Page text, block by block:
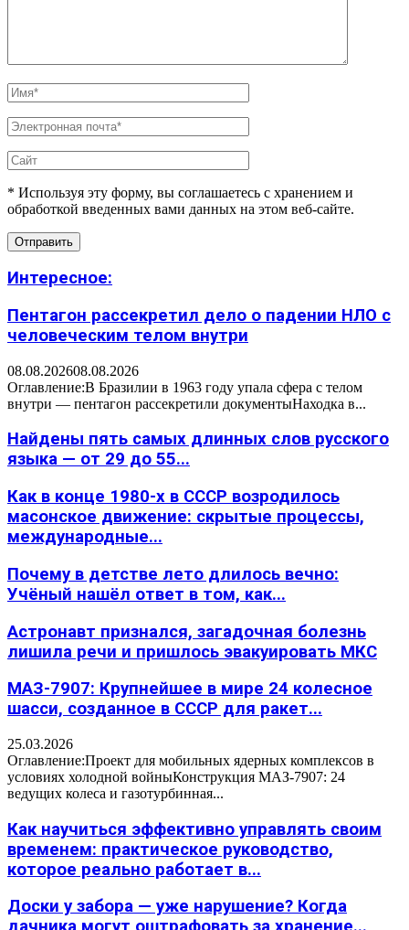
* Используя эту форму, вы соглашаетесь с хранением и
обработкой введенных вами данных на этом веб-сайте.
Интересное:
Пентагон рассекретил дело о падении НЛО с
человеческим телом внутри
08.08.202608.08.2026
Оглавление:В Бразилии в 1963 году упала сфера с телом
внутри — пентагон рассекретили документыНаходка в...
Найдены пять самых длинных слов русского
языка — от 29 до 55...
Как в конце 1980-х в СССР возродилось
масонское движение: скрытые процессы,
международные...
Почему в детстве лето длилось вечно:
Учёный нашёл ответ в том, как...
Астронавт признался, загадочная болезнь
лишила речи и пришлось эвакуировать МКС
МАЗ-7907: Крупнейшее в мире 24 колесное
шасси, созданное в СССР для ракет...
25.03.2026
Оглавление:Проект для мобильных ядерных комплексов в
условиях холодной войныКонструкция МАЗ-7907: 24
ведущих колеса и газотурбинная...
Как научиться эффективно управлять своим
временем: практическое руководство,
которое реально работает в...
Доски у забора — уже нарушение? Когда